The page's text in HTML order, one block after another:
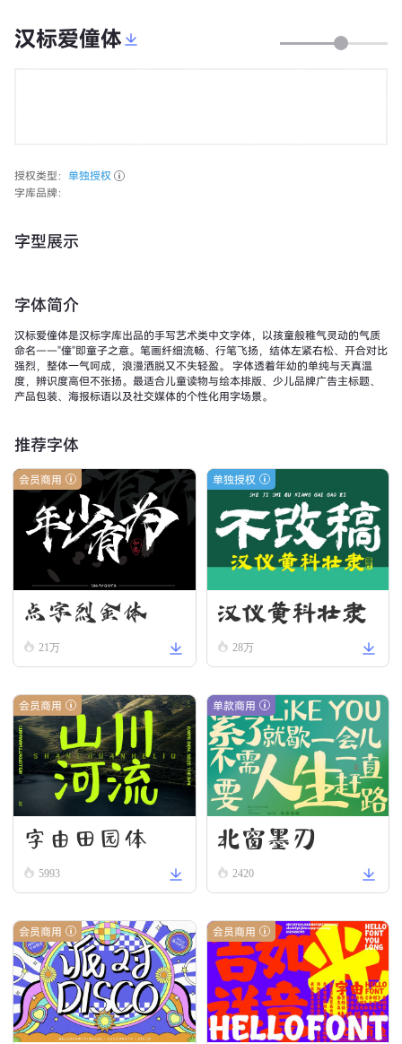
汉标爱僮体
授权类型： 单独授权
字库品牌：
字型展示
字体简介
汉标爱僮体是汉标字库出品的手写艺术类中文字体，以孩童般稚气灵动的气质
命名——"僮"即童子之意。笔画纤细流畅、行笔飞扬，结体左紧右松、开合对比
强烈，整体一气呵成，浪漫洒脱又不失轻盈。 字体透着年幼的单纯与天真温
度，辨识度高但不张扬。最适合儿童读物与绘本排版、少儿品牌广告主标题、
产品包装、海报标语以及社交媒体的个性化用字场景。
推荐字体
会员商用
点字烈金体
21万
单独授权
汉仪黄科壮隶
W28万
会员商用
字由田园体
5993
单款商用
北窗墨刃
2420
会员商用 会员商用